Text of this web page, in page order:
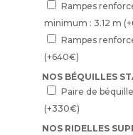
Rampes
minimum : 3.12 m (+
Rampes
(+640€)
NOS BÉQUILLES
Paire de
(+330€)
NOS RIDELLES